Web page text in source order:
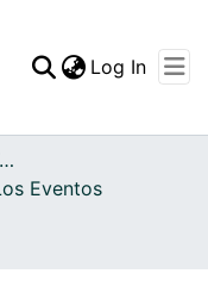
Statistics
Log In
Archivo del Patrimonio Fotográfico y Fílmico del Valle del Cauca
Eventos